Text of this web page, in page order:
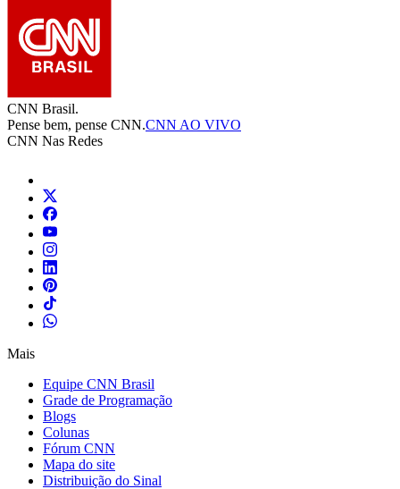
CNN Brasil.
Pense bem, pense CNN.CNN AO VIVO
CNN Nas Redes
Mais
Equipe CNN Brasil
Grade de Programação
Blogs
Colunas
Fórum CNN
Mapa do site
Distribuição do Sinal